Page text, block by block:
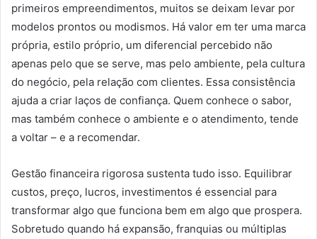
primeiros empreendimentos, muitos se deixam levar por
modelos prontos ou modismos. Há valor em ter uma marca
própria, estilo próprio, um diferencial percebido não
apenas pelo que se serve, mas pelo ambiente, pela cultura
do negócio, pela relação com clientes. Essa consistência
ajuda a criar laços de confiança. Quem conhece o sabor,
mas também conhece o ambiente e o atendimento, tende
a voltar – e a recomendar.
Gestão financeira rigorosa sustenta tudo isso. Equilibrar
custos, preço, lucros, investimentos é essencial para
transformar algo que funciona bem em algo que prospera.
Sobretudo quando há expansão, franquias ou múltiplas